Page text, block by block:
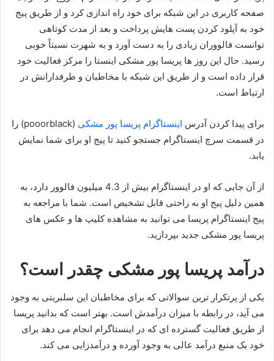
صفحه کاربری در این شبکه برای خود راه اندازی کرد و از طریق پیج
خود به آپلود کردن پست هایش پرداخت و بعد از مدت کوتاهی
توانست فالووران زیادی را به دست آورد و به شهرت نسبتاً خوبی
رسید. حال این روز ها پریسا پور مشکی اینستا را مرکز فعالیت خود
قرار داده است و از طریق این شبکه با مخاطبان و طرفدارانش در
ارتباط است.
برای پیدا کردن آدرس اینستاگرام پریسا پور مشکی
(pooorblack) را
در قسمت سرچ اینستاگرام جستجو کنید تا پیج او برای شما نمایش
یابد.
از آن جایی که او در اینستاگرام بیش از 4.3 میلیون فالوور دارد، به
همین دلیل پیج او به راحتی قابل تشخیص است. شما با مراجعه به
پیج اینستاگرام پریسا می توانید به مشاهده کلیپ ها و عکس های
پریسا پور مشکی جدید بپردازید.
درآمد پریسا پور مشکی چقدر است؟
یکی از پرتکرار ترین سوالاتی که برای مخاطبان این سلبریتی به وجود
می آید، در رابطه با میزان درآمدش است. بهتر است که بدانید پریسا
از طریق فعالیت گسترده ای که در اینستاگرام انجام می دهد برای
خود یک منبع درآمد عالی به وجود آورده و درآمدزایی می‌ کند.